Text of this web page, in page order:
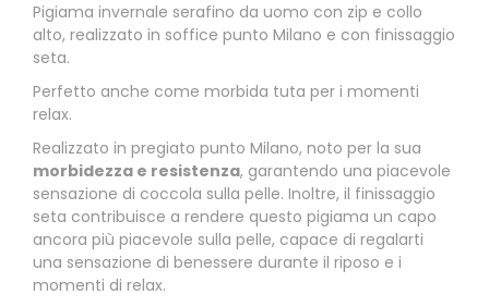
Pigiama invernale serafino da uomo con zip e collo
alto, realizzato in soffice punto Milano e con finissaggio
seta.
Perfetto anche come morbida tuta per i momenti
relax.
Realizzato in pregiato punto Milano, noto per la sua
morbidezza e resistenza, garantendo una piacevole
sensazione di coccola sulla pelle. Inoltre, il finissaggio
seta contribuisce a rendere questo pigiama un capo
ancora più piacevole sulla pelle, capace di regalarti
una sensazione di benessere durante il riposo e i
momenti di relax.